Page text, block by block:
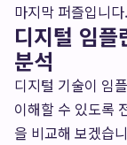
마지막 퍼즐입니다.
디지털 임
분석
디지털 기술이 임
이해할 수 있도록
을 비교해 보겠습